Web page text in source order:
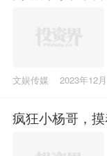
文娱传媒 2023年12
疯狂小杨哥，